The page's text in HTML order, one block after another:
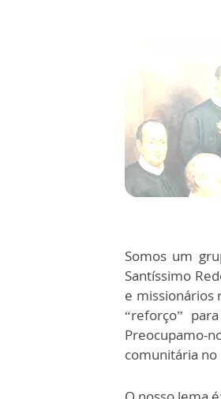
Somos um
Santíssimo
e missionários
“reforço”
comunitária no